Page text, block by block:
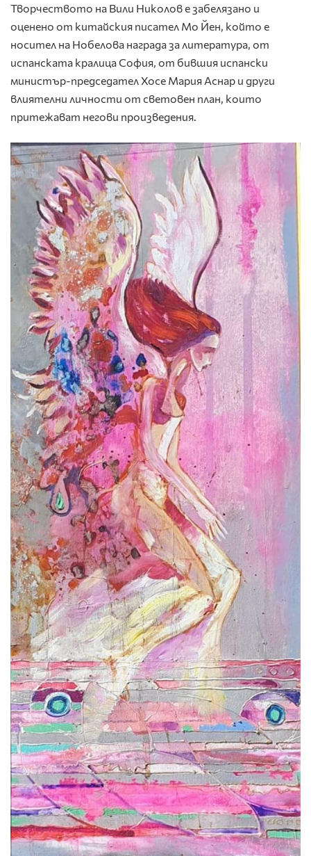
Творчеството на Вили Николов е забелязано и
оценено от китайския писател Мо Йен, който е
носител на Нобелова награда за литература, от
испанската кралица София, от бившия испански
министър-председател Хосе Мария Аснар и други
влиятелни личности от световен план, които
притежават негови произведения.